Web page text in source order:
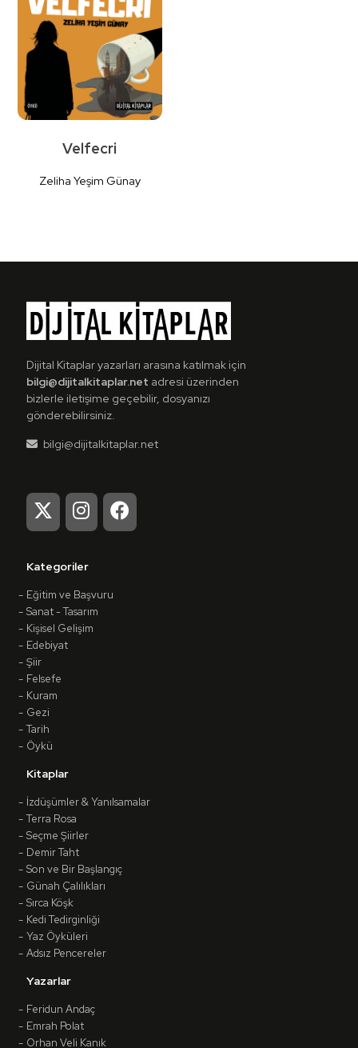
İncele
Detaylı
İncele
Velfecri
Zeliha Yeşim Günay
Dijital Kitaplar yazarları arasına katılmak için
bilgi@dijitalkitaplar.net adresi üzerinden
bizlerle iletişime geçebilir, dosyanızı
gönderebilirsiniz.
bilgi@dijitalkitaplar.net
Kategoriler
Eğitim ve Başvuru
Sanat - Tasarım
Kişisel Gelişim
Edebiyat
Şiir
Felsefe
Kuram
Gezi
Tarih
Öykü
Kitaplar
İzdüşümler & Yanılsamalar
Terra Rosa
Seçme Şiirler
Demir Taht
Son ve Bir Başlangıç
Günah Çalılıkları
Sırca Köşk
Kedi Tedirginliği
Yaz Öyküleri
Adsız Pencereler
Yazarlar
Feridun Andaç
Emrah Polat
Orhan Veli Kanık